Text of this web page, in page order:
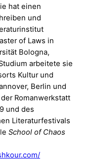
hat einen
und
of Laws in
Bologna,
arbeitete sie
Kultur und
Berlin und
Romanwerkstatt
und des
Literaturfestivals
School of Chaos